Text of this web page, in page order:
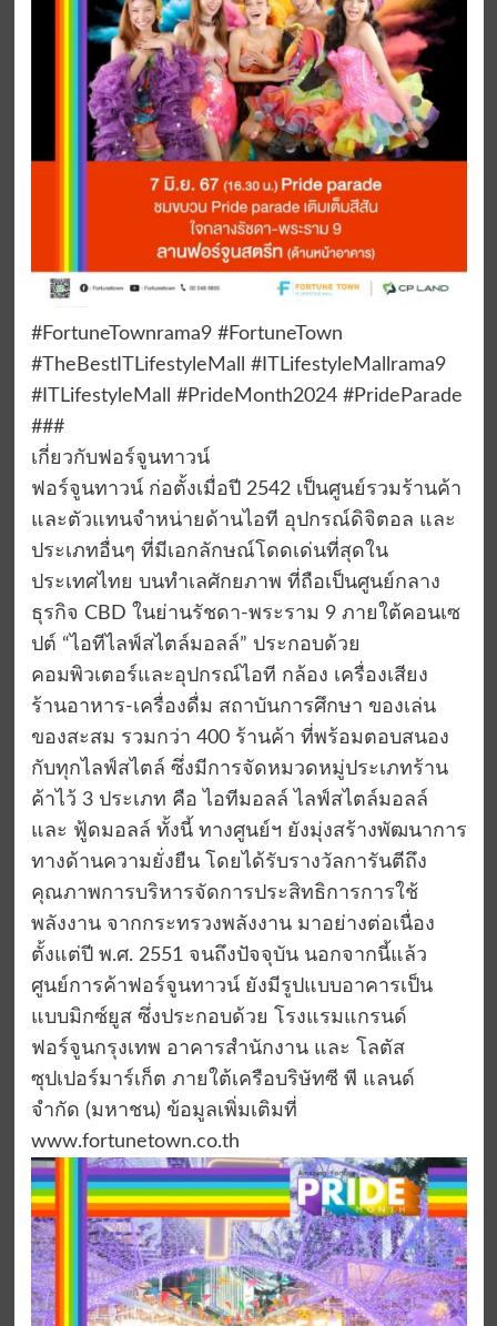
#FortuneTownrama9 #FortuneTown
#TheBestITLifestyleMall #ITLifestyleMallrama9
#ITLifestyleMall #PrideMonth2024 #PrideParade
###
เกี่ยวกับฟอร์จูนทาวน์
ฟอร์จูนทาวน์ ก่อตั้งเมื่อปี 2542 เป็นศูนย์รวมร้านค้า
และตัวแทนจำหน่ายด้านไอที อุปกรณ์ดิจิตอล และ
ประเภทอื่นๆ ที่มีเอกลักษณ์โดดเด่นที่สุดใน
ประเทศไทย บนทำเลศักยภาพ ที่ถือเป็นศูนย์กลาง
ธุรกิจ CBD ในย่านรัชดา-พระราม 9 ภายใต้คอนเซ
ปต์ “ไอทีไลฟ์สไตล์มอลล์” ประกอบด้วย
คอมพิวเตอร์และอุปกรณ์ไอที กล้อง เครื่องเสียง
ร้านอาหาร-เครื่องดื่ม สถาบันการศึกษา ของเล่น
ของสะสม รวมกว่า 400 ร้านค้า ที่พร้อมตอบสนอง
กับทุกไลฟ์สไตล์ ซึ่งมีการจัดหมวดหมู่ประเภทร้าน
ค้าไว้ 3 ประเภท คือ ไอทีมอลล์ ไลฟ์สไตล์มอลล์
และ ฟู้ดมอลล์ ทั้งนี้ ทางศูนย์ฯ ยังมุ่งสร้างพัฒนาการ
ทางด้านความยั่งยืน โดยได้รับรางวัลการันตีถึง
คุณภาพการบริหารจัดการประสิทธิการการใช้
พลังงาน จากกระทรวงพลังงาน มาอย่างต่อเนื่อง
ตั้งแต่ปี พ.ศ. 2551 จนถึงปัจจุบัน นอกจากนี้แล้ว
ศูนย์การค้าฟอร์จูนทาวน์ ยังมีรูปแบบอาคารเป็น
แบบมิกซ์ยูส ซึ่งประกอบด้วย โรงแรมแกรนด์
ฟอร์จูนกรุงเทพ อาคารสำนักงาน และ โลตัส
ซุปเปอร์มาร์เก็ต ภายใต้เครือบริษัทซี พี แลนด์
จำกัด (มหาชน) ข้อมูลเพิ่มเติมที่
www.fortunetown.co.th